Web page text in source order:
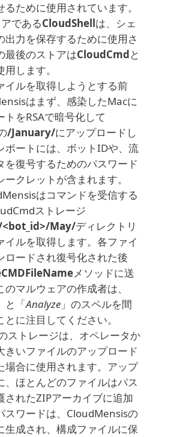
ために使用されています。
であるCloudShellは、シェ
出力を保存するために使用さ
最後のストアはCloudCmdと
します。
イルを取得しようとする前
はまず、感染したMacに
トをRSAで暗号化して
/January/にアップロードし
ポートには、ボットIDや、流
を復号するためのパスワード
クレットが含まれます。
はコマンドを受信する
ストレージ
May/ディレクトリ
イルを取得します。各ファイ
ロードされ復号化された後
メソッドに送
のマルウェアの作成者は、
と「Analyze 」のスペルを間
に注目してください。
ストレージは、オペレータか
きいファイルのアップロード
場合に使用されます。アップ
、ほとんどのファイルはパス
されたZIPアーカイブに追加
スワードは、CloudMensisの
生成され、構成ファイルに保